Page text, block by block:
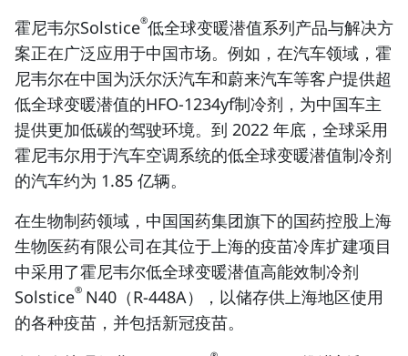
霍尼韦尔Solstice®低全球变暖潜值系列产品与解决方
案正在广泛应用于中国市场。例如，在汽车领域，霍
尼韦尔在中国为沃尔沃汽车和蔚来汽车等客户提供超
低全球变暖潜值的HFO-1234yf制冷剂，为中国车主
提供更加低碳的驾驶环境。到 2022 年底，全球采用
霍尼韦尔用于汽车空调系统的低全球变暖潜值制冷剂
的汽车约为 1.85 亿辆。
在生物制药领域，中国国药集团旗下的国药控股上海
生物医药有限公司在其位于上海的疫苗冷库扩建项目
中采用了霍尼韦尔低全球变暖潜值高能效制冷剂
Solstice® N40（R-448A），以储存供上海地区使用
的各种疫苗，并包括新冠疫苗。